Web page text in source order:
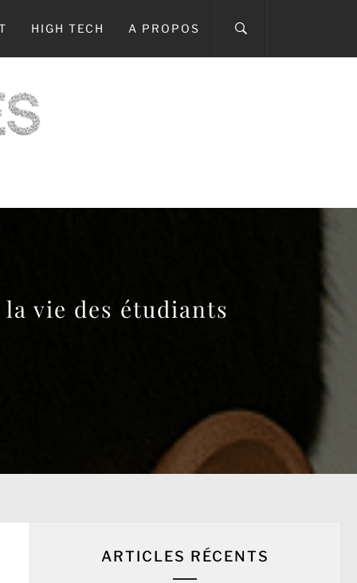
HIGH TECH A PROPOS
vie des étudiants
ARTICLES RÉCENTS